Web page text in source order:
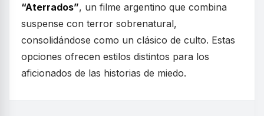
“Aterrados”, un filme argentino que combina
suspense con terror sobrenatural,
consolidándose como un clásico de culto. Estas
opciones ofrecen estilos distintos para los
aficionados de las historias de miedo.